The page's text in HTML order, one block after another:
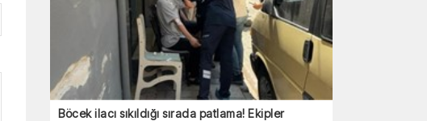
Böcek ilacı sıkıldığı sırada patlama! Ekipler